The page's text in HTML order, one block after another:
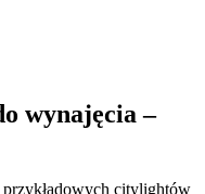
wynajęcia –
przykładowych citylightów